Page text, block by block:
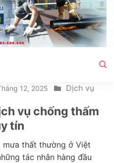
12, 2025 Dịch vụ
vụ chống thấm
tín
thất thường ở Việt
tác nhân hàng đầu